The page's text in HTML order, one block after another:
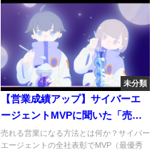
未分類
【営業成績アップ】サイバーエ
ージェントMVPに聞いた「売れ
る営業の秘密」
売れる営業になる方法とは何か？サイバー
エージェントの全社表彰でMVP（最優秀